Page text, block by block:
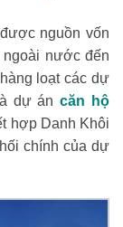
nguồn vốn
nước đến
loạt các dự
dự áncăn hộ
hợp Danh Khôi
chính của dự